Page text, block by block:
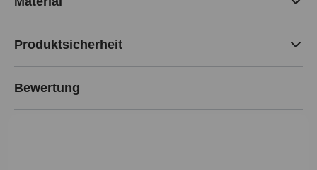
Produktsicherheit
Bewertung